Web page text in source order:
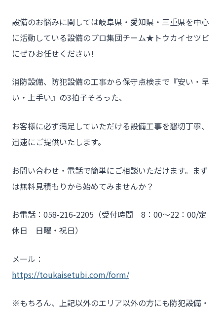
設備のお悩みに関しては岐阜県・愛知県・三重県を中心
に活動している設備のプロ集団チーム★トウカイセツビ
にぜひお任せください!
消防設備、防犯設備の工事から保守点検まで『安い・早
い・上手い』の3拍子そろった、
お客様に必ず満足していただける設備工事を懇切丁寧、
迅速にご提供いたします。
お問い合わせ・電話で簡単にご相談いただけます。まず
は無料見積もりから始めてみませんか？
お電話：058-216-2205（受付時間 8：00～22：00/定
休日 日曜・祝日）
メール：
https://toukaisetubi.com/form/
※もちろん、上記以外のエリア以外の方にも防犯設備・